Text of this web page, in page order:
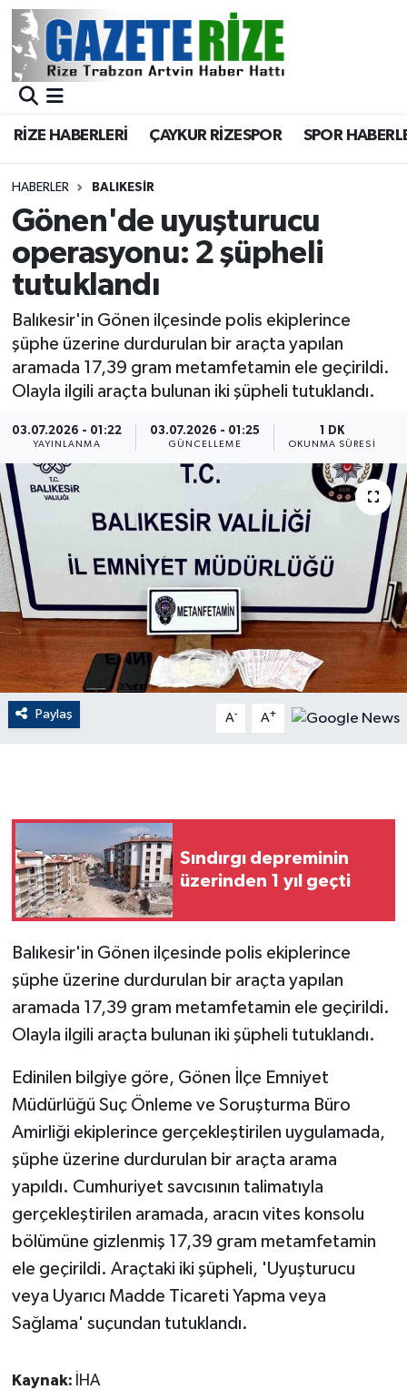
RİZE HABERLERİ ÇAYKUR RİZESPOR SPOR
HABERLER BALIKESIR
Gönen'de uyuşturucu
operasyonu: 2 şüpheli
tutuklandı
Balıkesir'in Gönen ilçesinde polis ekiplerince
şüphe üzerine durdurulan bir araçta yapılan
aramada 17,39 gram metamfetamin ele geçirildi.
Olayla ilgili araçta bulunan iki şüpheli tutuklandı.
03.07.2026 - 01:22
YAYINLANMA
03.07.2026 - 01:25
GÜNCELLEME
1 DK
OKUNMA SÜRESI
Paylaş A- A+
Sındırgı depreminin
üzerinden 1 yıl geçti
Balıkesir'in Gönen ilçesinde polis ekiplerince
şüphe üzerine durdurulan bir araçta yapılan
aramada 17,39 gram metamfetamin ele geçirildi.
Olayla ilgili araçta bulunan iki şüpheli tutuklandı.
Edinilen bilgiye göre, Gönen İlçe Emniyet
Müdürlüğü Suç Önleme ve Soruşturma Büro
Amirliği ekiplerince gerçekleştirilen uygulamada,
şüphe üzerine durdurulan bir araçta arama
yapıldı. Cumhuriyet savcısının talimatıyla
gerçekleştirilen aramada, aracın vites konsolu
bölümüne gizlenmiş 17,39 gram metamfetamin
ele geçirildi. Araçtaki iki şüpheli, 'Uyuşturucu
veya Uyarıcı Madde Ticareti Yapma veya
Sağlama' suçundan tutuklandı.
Kaynak: İHA
BÖLGEMİZ
Asayiş
Rize Jandarma Komutanlığı
Bilim Teknoloji
Advertising news
Canlı Maç
ÇEVRE
Dış Haberler
Dünya
EĞİTİM
EKONOMİ
English News
Finans
GENEL
GÜNDEM
Güvenlik
HABERDE İNSAN
İNSAN
İş Dünyası
Jandarma
Kadın
MAGAZİN
Otomobil
POLİTİKA
Merkez Nöbetçi Eczaneler
Merkez Trafik Yoğunluk Haritası
Süper Lig Puan Durumu ve Fikstür
Tüm Manşetler
Haber Arşivi